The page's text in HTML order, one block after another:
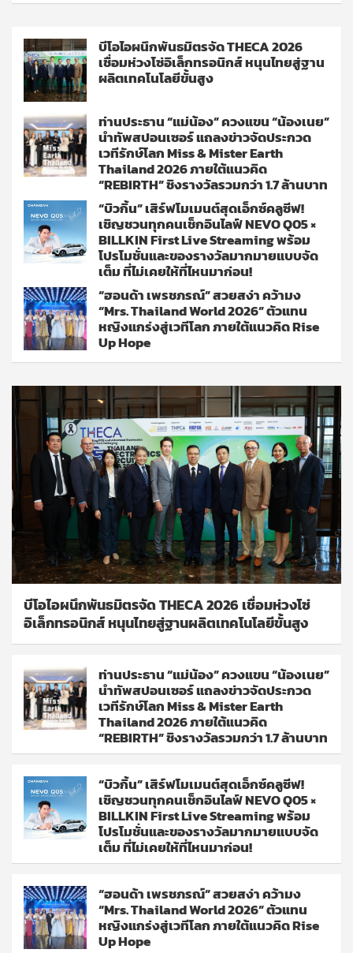
บีโอไอผนึกพันธมิตรจัด THECA 2026
เชื่อมห่วงโซ่อิเล็กทรอนิกส์ หนุนไทยสู่ฐาน
ผลิตเทคโนโลยีขั้นสูง
ท่านประธาน “แม่น้อง” ควงแขน “น้องเนย”
นำทัพสปอนเซอร์ แถลงข่าวจัดประกวด
เวทีรักษ์โลก Miss & Mister Earth
Thailand 2026 ภายใต้แนวคิด
“REBIRTH” ชิงรางวัลรวมกว่า 1.7 ล้านบาท
“บิวกิ้น” เสิร์ฟโมเมนต์สุดเอ็กซ์คลูซีฟ!
เชิญชวนทุกคนเช็กอินไลฟ์ NEVO Q05 ×
BILLKIN First Live Streaming พร้อม
โปรโมชั่นและของรางวัลมากมายแบบจัด
เต็ม ที่ไม่เคยให้ที่ไหนมาก่อน!
“ฮอนด้า เพรชภรณ์” สวยสง่า คว้ามง
“Mrs. Thailand World 2026” ตัวแทน
หญิงแกร่งสู่เวทีโลก ภายใต้แนวคิด Rise
Up Hope
บีโอไอผนึกพันธมิตรจัด THECA 2026 เชื่อมห่วงโซ่
อิเล็กทรอนิกส์ หนุนไทยสู่ฐานผลิตเทคโนโลยีขั้นสูง
ท่านประธาน “แม่น้อง” ควงแขน “น้องเนย”
นำทัพสปอนเซอร์ แถลงข่าวจัดประกวด
เวทีรักษ์โลก Miss & Mister Earth
Thailand 2026 ภายใต้แนวคิด
“REBIRTH” ชิงรางวัลรวมกว่า 1.7 ล้านบาท
“บิวกิ้น” เสิร์ฟโมเมนต์สุดเอ็กซ์คลูซีฟ!
เชิญชวนทุกคนเช็กอินไลฟ์ NEVO Q05 ×
BILLKIN First Live Streaming พร้อม
โปรโมชั่นและของรางวัลมากมายแบบจัด
เต็ม ที่ไม่เคยให้ที่ไหนมาก่อน!
“ฮอนด้า เพรชภรณ์” สวยสง่า คว้ามง
“Mrs. Thailand World 2026” ตัวแทน
หญิงแกร่งสู่เวทีโลก ภายใต้แนวคิด Rise
Up Hope